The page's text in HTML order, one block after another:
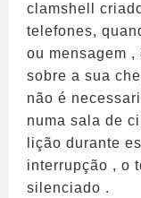
clamshell
telefones,
ou mensagem
sobre a sua
não é
numa sala de
lição durante
interrupção , o
silenciado .